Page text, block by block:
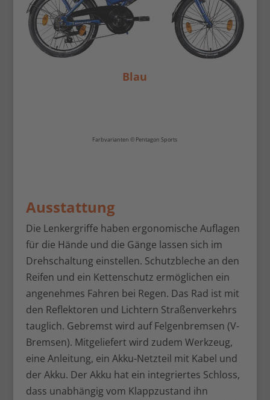
Blau
Farbvarianten © Pentagon Sports
Ausstattung
Die Lenkergriffe haben ergonomische Auflagen
für die Hände und die Gänge lassen sich im
Drehschaltung einstellen. Schutzbleche an den
Reifen und ein Kettenschutz ermöglichen ein
angenehmes Fahren bei Regen. Das Rad ist mit
den Reflektoren und Lichtern Straßenverkehrs
tauglich. Gebremst wird auf Felgenbremsen (V-
Bremsen). Mitgeliefert wird zudem Werkzeug,
eine Anleitung, ein Akku-Netzteil mit Kabel und
der Akku. Der Akku hat ein integriertes Schloss,
dass unabhängig vom Klappzustand ihn